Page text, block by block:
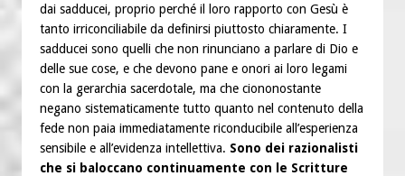
dai sadducei, proprio perché il loro rapporto con Gesù è
tanto irriconciliabile da definirsi piuttosto chiaramente. I
sadducei sono quelli che non rinunciano a parlare di Dio e
delle sue cose, e che devono pane e onori ai loro legami
con la gerarchia sacerdotale, ma che ciononostante
negano sistematicamente tutto quanto nel contenuto della
fede non paia immediatamente riconducibile all’esperienza
sensibile e all’evidenza intellettiva. Sono dei razionalisti
che si baloccano continuamente con le Scritture